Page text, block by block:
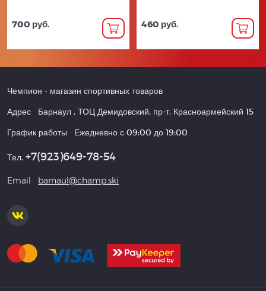
700 руб. 460 руб.
Чемпион - магазин спортивных товаров
Адрес Барнаул , ТОЦ Демидовский, пр-т. Красноармейский 15
График работы Ежедневно с 09:00 до 19:00
Тел. +7(923)649-78-54
Email barnaul@champ.ski